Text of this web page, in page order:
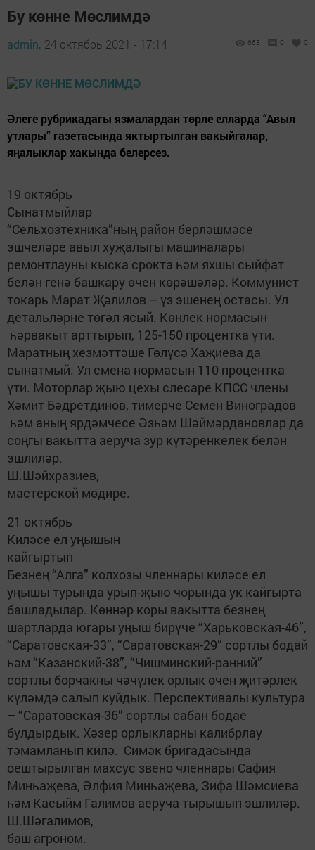
Бу көнне Мөслимдә
admin, 24 октябрь 2021 - 17:14 663 0 0
Әлеге рубрикадагы язмалардан төрле елларда “Авыл
утлары” газетасында яктыртылган вакыйгалар,
яңалыклар хакында белерсез.
19 октябрь
Сынатмыйлар
“Сельхозтехника”ның район берләшмәсе
эшчеләре авыл хуҗалыгы машиналары
ремонтлауны кыска срокта һәм яхшы сыйфат
белән генә башкару өчен көрәшәләр. Коммунист
токарь Марат Җәлилов – үз эшенең остасы. Ул
детальләрне төгәл ясый. Көнлек нормасын
һәрвакыт арттырып, 125-150 процентка үти.
Маратның хезмәттәше Гөлүсә Хаҗиева да
сынатмый. Ул смена нормасын 110 процентка
үти. Моторлар җыю цехы слесаре КПСС члены
Хәмит Бәдретдинов, тимерче Семен Виноградов
һәм аның ярдәмчесе Әзһәм Шәймәрдановлар да
соңгы вакытта аеруча зур күтәренкелек белән
эшлиләр.
Ш.Шәйхразиев,
мастерской мөдире.
21 октябрь
Киләсе ел уңышын
кайгыртып
Безнең “Алга” колхозы членнары киләсе ел
уңышы турында урып-җыю чорында ук кайгырта
башладылар. Көннәр коры вакытта безнең
шартларда югары уңыш бирүче “Харьковская-46”,
“Саратовская-33”, “Саратовская-29” сортлы бодай
һәм “Казанский-38”, “Чишминский-ранний”
сортлы борчакны чәчүлек орлык өчен җитәрлек
күләмдә салып куйдык. Перспективалы культура
– “Саратовская-36” сортлы сабан бодае
булдырдык. Хәзер орлыкларны калибрлау
тәмамланып килә. Симәк бригадасында
оештырылган махсус звено членнары Сафия
Минһаҗева, Әлфия Минһаҗева, Зифа Шәмсиева
һәм Касыйм Галимов аеруча тырышып эшлиләр.
Ш.Шәгалимов,
баш агроном.